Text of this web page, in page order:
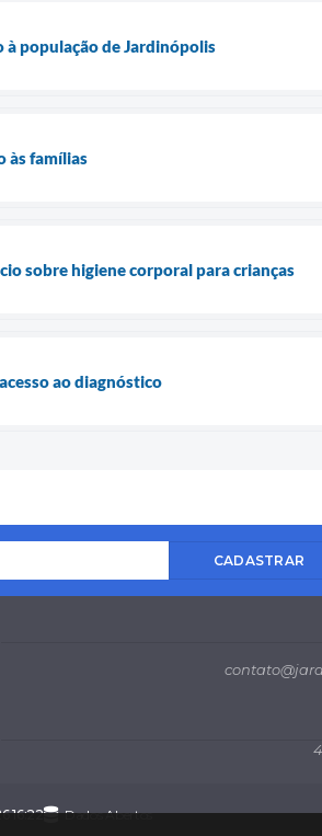
população de Jardinópolis
às famílias
sobre higiene corporal para crianças
ao diagnóstico
CADASTRAR
16:22 Dados Abertos